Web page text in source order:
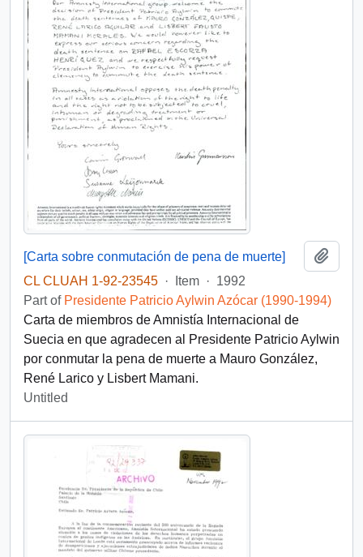
[Carta sobre conmutación de pena de muerte]
CL CLUAH 1-92-23545 · Item · 1992
Part of Presidente Patricio Aylwin Azócar (1990-1994)
Carta de miembros de Amnistía Internacional de
Suecia en que agradecen al Presidente Patricio Aylwin
por conmutar la pena de muerte a Mauro González,
René Larico y Lisbert Mamani.
Untitled